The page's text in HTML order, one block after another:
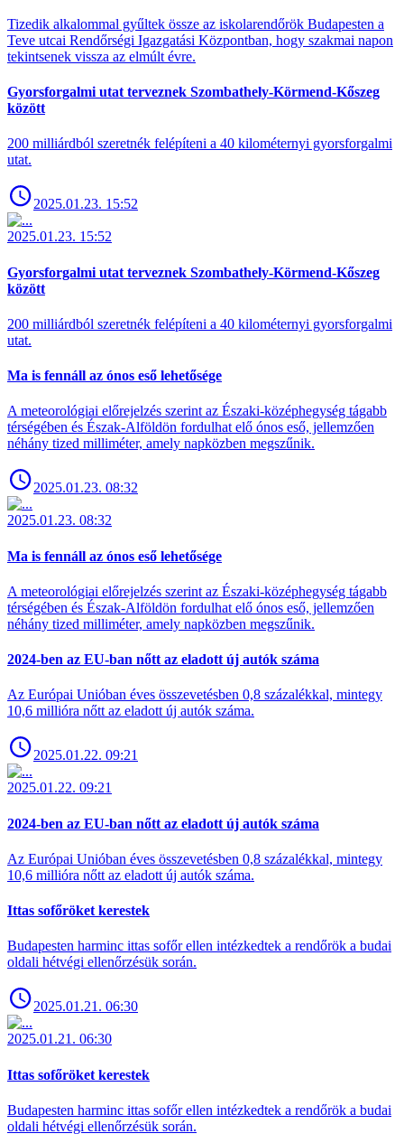
Tizedik alkalommal gyűltek össze az iskolarendőrök Budapesten a
Teve utcai Rendőrségi Igazgatási Központban, hogy szakmai napon
tekintsenek vissza az elmúlt évre.
Gyorsforgalmi utat terveznek Szombathely-Körmend-Kőszeg
között
200 milliárdból szeretnék felépíteni a 40 kilométernyi gyorsforgalmi
utat.
2025.01.23. 15:52
2025.01.23. 15:52
Gyorsforgalmi utat terveznek Szombathely-Körmend-Kőszeg
között
200 milliárdból szeretnék felépíteni a 40 kilométernyi gyorsforgalmi
utat.
Ma is fennáll az ónos eső lehetősége
A meteorológiai előrejelzés szerint az Északi-középhegység tágabb
térségében és Észak-Alföldön fordulhat elő ónos eső, jellemzően
néhány tized milliméter, amely napközben megszűnik.
2025.01.23. 08:32
2025.01.23. 08:32
Ma is fennáll az ónos eső lehetősége
A meteorológiai előrejelzés szerint az Északi-középhegység tágabb
térségében és Észak-Alföldön fordulhat elő ónos eső, jellemzően
néhány tized milliméter, amely napközben megszűnik.
2024-ben az EU-ban nőtt az eladott új autók száma
Az Európai Unióban éves összevetésben 0,8 százalékkal, mintegy
10,6 millióra nőtt az eladott új autók száma.
2025.01.22. 09:21
2025.01.22. 09:21
2024-ben az EU-ban nőtt az eladott új autók száma
Az Európai Unióban éves összevetésben 0,8 százalékkal, mintegy
10,6 millióra nőtt az eladott új autók száma.
Ittas sofőröket kerestek
Budapesten harminc ittas sofőr ellen intézkedtek a rendőrök a budai
oldali hétvégi ellenőrzésük során.
2025.01.21. 06:30
2025.01.21. 06:30
Ittas sofőröket kerestek
Budapesten harminc ittas sofőr ellen intézkedtek a rendőrök a budai
oldali hétvégi ellenőrzésük során.